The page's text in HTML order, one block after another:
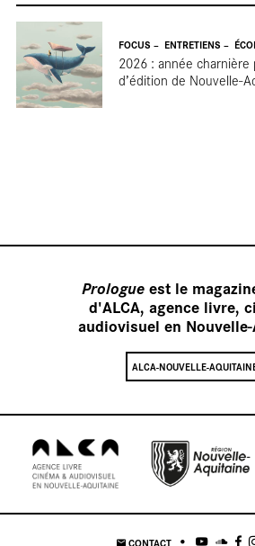
FOCUS ENTRETIENS
2026 : année
d’édition de Nouvelle-
Prologue est le
d'ALCA, agence livre,
audiovisuel en
ALCA-NOUVELLE-
CONTACT